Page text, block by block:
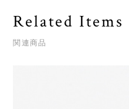
Related Items
関連商品